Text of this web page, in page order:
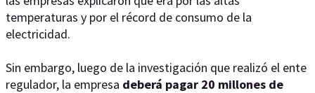
temperaturas y por el récord de consumo de la
electricidad.
Sin embargo, luego de la investigación que realizó el ente
regulador, la empresa deberá pagar 20 millones de